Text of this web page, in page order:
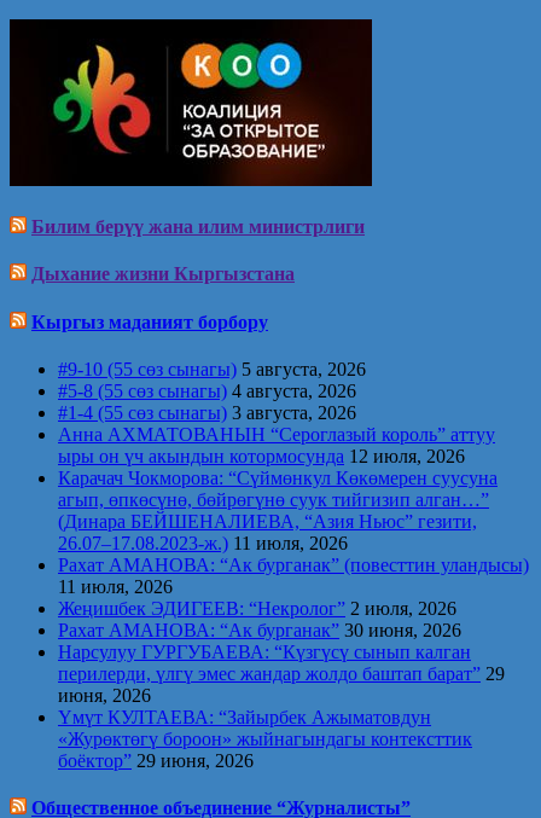
Билим берүү жана илим министрлиги
Дыхание жизни Кыргызстана
Кыргыз маданият борбору
#9-10 (55 сөз сынагы) 5 августа, 2026
#5-8 (55 сөз сынагы) 4 августа, 2026
#1-4 (55 сөз сынагы) 3 августа, 2026
Анна АХМАТОВАНЫН “Сероглазый король” аттуу
ыры он үч акындын котормосунда 12 июля, 2026
Карачач Чокморова: “Сүймөнкул Көкөмерен суусуна
агып, өпкөсүнө, бөйрөгүнө суук тийгизип алган…”
(Динара БЕЙШЕНАЛИЕВА, “Азия Ньюс” гезити,
26.07–17.08.2023-ж.) 11 июля, 2026
Рахат АМАНОВА: “Ак бурганак” (повесттин уландысы)
11 июля, 2026
Жеңишбек ЭДИГЕЕВ: “Некролог” 2 июля, 2026
Рахат АМАНОВА: “Ак бурганак” 30 июня, 2026
Нарсулуу ГУРГУБАЕВА: “Күзгүсү сынып калган
перилерди, үлгү эмес жандар жолдо баштап барат” 29
июня, 2026
Үмүт КУЛТАЕВА: “Зайырбек Ажыматовдун
«Журөктөгү бороон» жыйнагындагы контексттик
боёктор” 29 июня, 2026
Общественное объединение “Журналисты”